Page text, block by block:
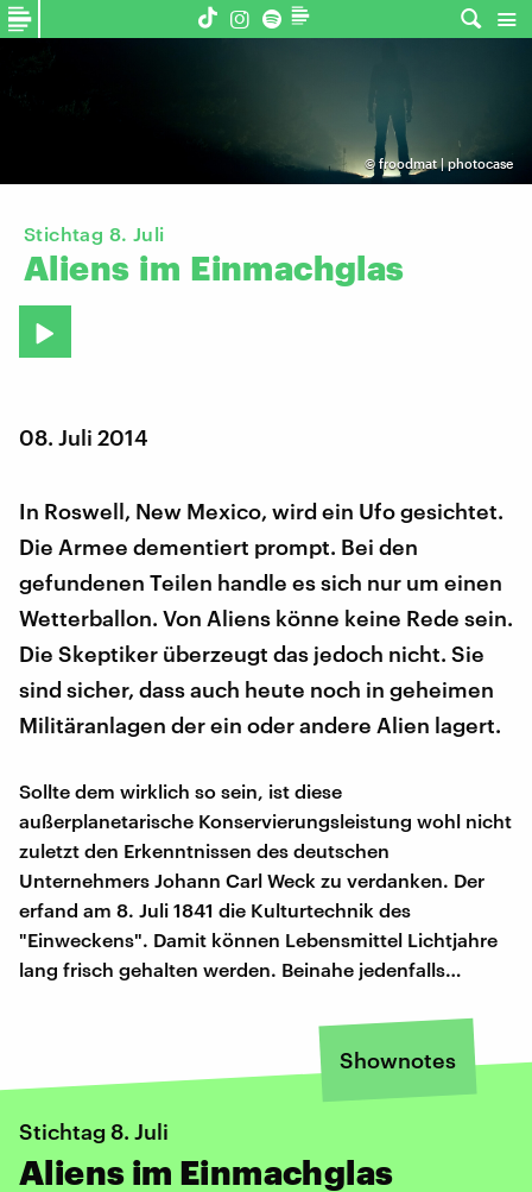
© froodmat | photocase
Stichtag 8. Juli
Aliens im Einmachglas
08. Juli 2014
In Roswell, New Mexico, wird ein Ufo gesichtet.
Die Armee dementiert prompt. Bei den
gefundenen Teilen handle es sich nur um einen
Wetterballon. Von Aliens könne keine Rede sein.
Die Skeptiker überzeugt das jedoch nicht. Sie
sind sicher, dass auch heute noch in geheimen
Militäranlagen der ein oder andere Alien lagert.
Sollte dem wirklich so sein, ist diese
außerplanetarische Konservierungsleistung wohl nicht
zuletzt den Erkenntnissen des deutschen
Unternehmers Johann Carl Weck zu verdanken. Der
erfand am 8. Juli 1841 die Kulturtechnik des
"Einweckens". Damit können Lebensmittel Lichtjahre
lang frisch gehalten werden. Beinahe jedenfalls…
Shownotes
Stichtag 8. Juli
Aliens im Einmachglas